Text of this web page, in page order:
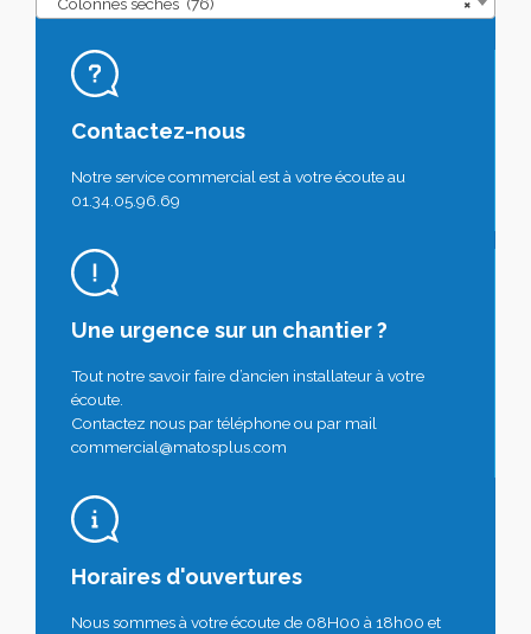
Contactez-nous
Notre service commercial est à votre écoute au
01.34.05.96.69
Une urgence sur un chantier ?
Tout notre savoir faire d’ancien installateur à votre
écoute.
Contactez nous par téléphone ou par mail
commercial@matosplus.com
Horaires d'ouvertures
Nous sommes à votre écoute de 08H00 à 18h00 et